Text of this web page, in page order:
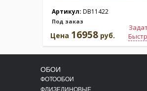
Артикул: DB11422
Под заказ
Цена 16958 руб.
ОБОИ
ФОТООБОИ
ФЛИЗЕЛИНОВЫЕ